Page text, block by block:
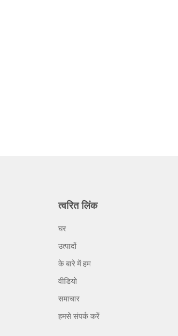
त्वरित लिंक
घर
उत्पादों
के बारे में हम
वीडियो
समाचार
हमसे संपर्क करें